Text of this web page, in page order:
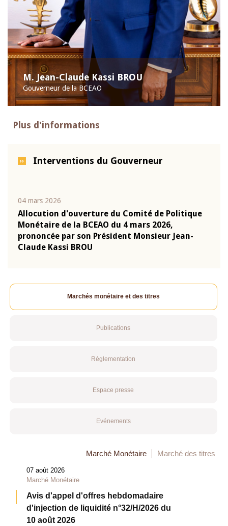
M. Jean-Claude Kassi BROU
Gouverneur de la BCEAO
Plus d'informations
Interventions du Gouverneur
04 mars 2026
Allocution d'ouverture du Comité de Politique
Monétaire de la BCEAO du 4 mars 2026,
prononcée par son Président Monsieur Jean-
Claude Kassi BROU
Marchés monétaire et des titres
Publications
Réglementation
Espace presse
Evénements
Marché Monétaire Marché des titres
07 août 2026
Marché Monétaire
Avis d'appel d'offres hebdomadaire
d'injection de liquidité n°32/H/2026 du
10 août 2026